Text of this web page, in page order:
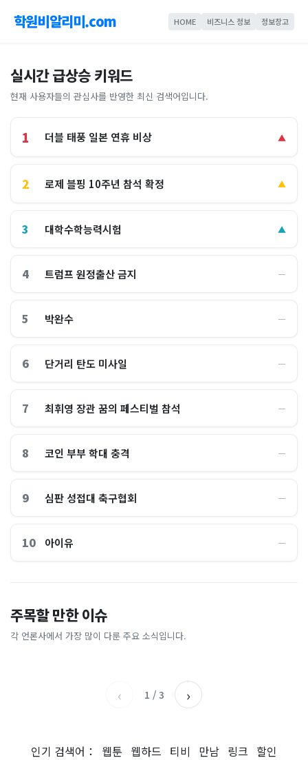
학원비알리미.com HOME 비즈니스 정보 정보창고
실시간 급상승 키워드
현재 사용자들의 관심사를 반영한 최신 검색어입니다.
1 더블 태풍 일본 연휴 비상 ▲
2 로제 블핑 10주년 참석 확정 ▲
3 대학수학능력시험 ▲
4 트럼프 원정출산 금지 ―
5 박완수 ―
6 단거리 탄도 미사일 ―
7 최휘영 장관 꿈의 페스티벌 참석 ―
8 코인 부부 학대 충격 ―
9 심판 성접대 축구협회 ―
10 아이유 ―
주목할 만한 이슈
각 언론사에서 가장 많이 다룬 주요 소식입니다.
이 대통령 사관학교 통합 발언
에…“서울대 법대·충암고도
없애나”
채널A
라 출렁이는 日증시
아시아경제
총리 영상에 "대체 뭐냐" 발
칵‥日 배우도 "미친 짓"
실체, 은밀하게…[중국나라]
‹ 1 / 3 ›
인기 검색어： 웹툰 웹하드 티비 만남 링크 할인